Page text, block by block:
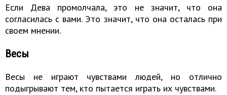
Если Дева промолчала, это не значит, что она
согласилась с вами. Это значит, что она осталась при
своем мнении.
Весы
Весы не играют чувствами людей, но отлично
подыгрывают тем, кто пытается играть их чувствами.